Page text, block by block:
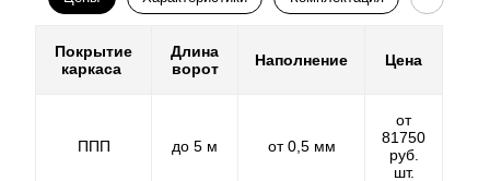
Покрытие
каркаса
Длина
ворот
Наполнение Цена
ППП до 5 м от 0,5 мм
от
81750
руб.
шт.